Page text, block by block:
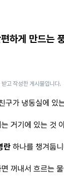
하게 만드는
고 작성한 게시물입니다.
구가 냉동실에 있
거기에 있는 것
란 하나를 챙겨둡
꺼내서 흐르는